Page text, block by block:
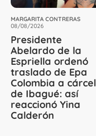
MARGARITA CONTRERAS
08/08/2026
Presidente
Abelardo de la
Espriella ordenó
traslado de Epa
Colombia a cárcel
de Ibagué: así
reaccionó Yina
Calderón